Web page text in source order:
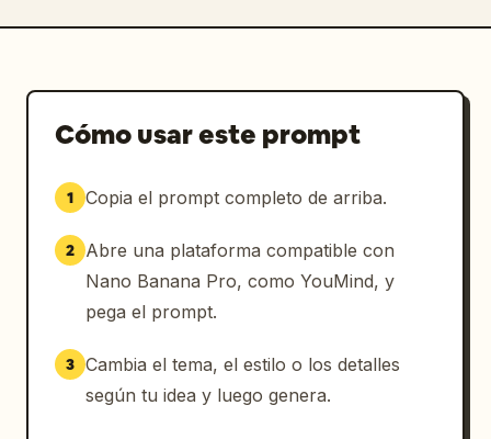
Cómo usar este prompt
1 Copia el prompt completo de arriba.
2
Abre una plataforma compatible con
Nano Banana Pro, como YouMind, y
pega el prompt.
3 Cambia el tema, el estilo o los detalles
según tu idea y luego genera.